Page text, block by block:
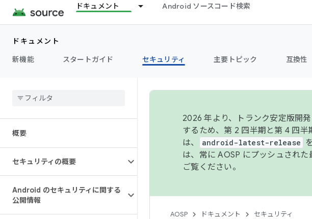
ドキュメント Android ソースコード検索
ドキュメント
新機能
スタートガイド セキュリティ 主要トピック 互換性
概要
セキュリティの概要
Android のセキュリティに関する
公開情報
2026 年より、トランク安定版開
するため、第 2 四半期と第 4 四
は、
android-latest-release
は、常に AOSP にプッシュされた
ご覧ください。
AOSP ドキュメント セキュリティ